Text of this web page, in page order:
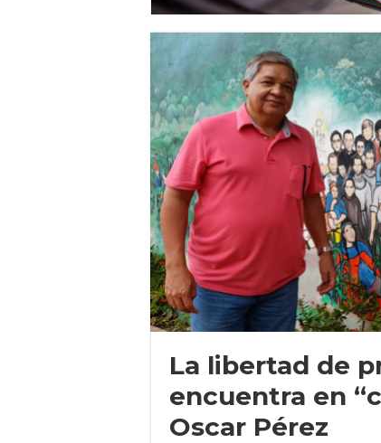
La libertad de
encuentra en
Oscar Pérez